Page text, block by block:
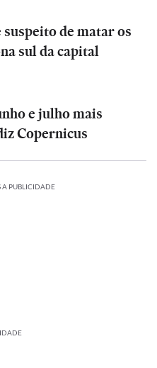
de matar os
sul da capital
e julho mais
Copernicus
PUBLICIDADE